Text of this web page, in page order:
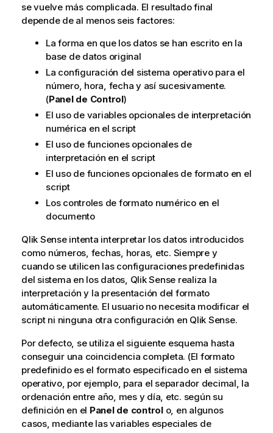
se vuelve más complicada. El resultado final
depende de al menos seis factores:
La forma en que los datos se han escrito en la
base de datos original
La configuración del sistema operativo para el
número, hora, fecha y así sucesivamente.
(Panel de Control)
El uso de variables opcionales de interpretación
numérica en el script
El uso de funciones opcionales de
interpretación en el script
El uso de funciones opcionales de formato en el
script
Los controles de formato numérico en el
documento
Qlik Senseintenta interpretar los datos introducidos
como números, fechas, horas, etc. Siempre y
cuando se utilicen las configuraciones predefinidas
del sistema en los datos, Qlik Sense realiza la
interpretación y la presentación del formato
automáticamente. El usuario no necesita modificar el
script ni ninguna otra configuración en Qlik Sense.
Por defecto, se utiliza el siguiente esquema hasta
conseguir una coincidencia completa. (El formato
predefinido es el formato especificado en el sistema
operativo, por ejemplo, para el separador decimal, la
ordenación entre año, mes y día, etc. según su
definición en el Panel de controlo, en algunos
casos, mediante las variables especiales de